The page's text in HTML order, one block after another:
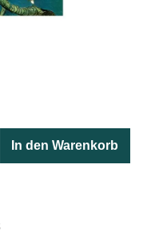
Wert ein oder benutze
In den Warenkorb